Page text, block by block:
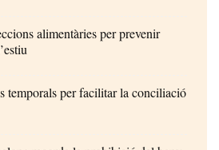
alimentàries per prevenir
temporals per facilitar la conciliació